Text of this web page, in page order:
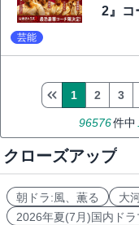
2』コ
芸能
96576件中
1 2 3
クローズアップ
朝ドラ:風、薫る 大
2026年夏(7月)国内ドラ